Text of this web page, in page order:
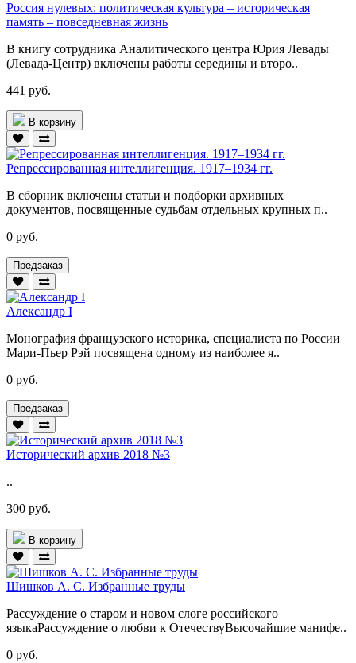
Россия нулевых: политическая культура – историческая
память – повседневная жизнь
В книгу сотрудника Аналитического центра Юрия Левады
(Левада-Центр) включены работы середины и второ..
441 руб.
В корзину
Репрессированная интеллигенция. 1917–1934 гг.
В сборник включены статьи и подборки архивных
документов, посвященные судьбам отдельных крупных п..
0 руб.
Предзаказ
Александр I
Монография французского историка, специалиста по России
Мари-Пьер Рэй посвящена одному из наиболее я..
0 руб.
Предзаказ
Исторический архив 2018 №3
..
300 руб.
В корзину
Шишков А. С. Избранные труды
Рассуждение о старом и новом слоге российского
языкаРассуждение о любви к ОтечествуВысочайшие манифе..
0 руб.